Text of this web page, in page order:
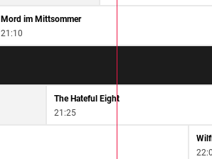
Mord im Mittsommer
21:10
The Hateful Eight
21:25